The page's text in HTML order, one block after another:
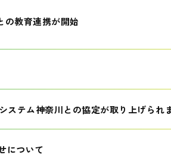
の教育連携が開始
ステム神奈川との協定が取り上げられ
について